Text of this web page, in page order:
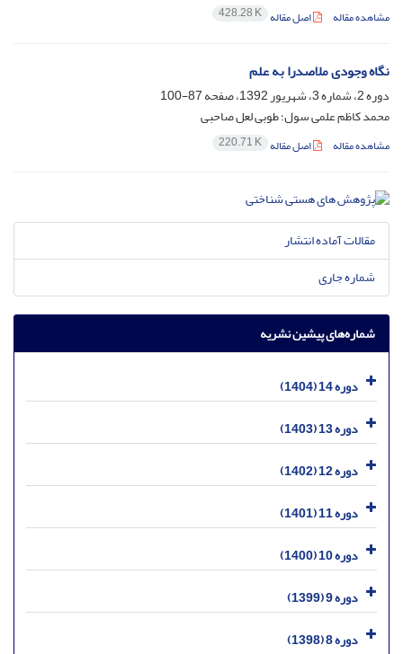
مشاهده مقاله اصل مقاله 428.28 K
نگاه وجودی ملاصدرا به علم
دوره 2، شماره 3، شهریور 1392، صفحه
87-100
محمد کاظم علمی سول؛ طوبی لعل صاحبی
مشاهده مقاله اصل مقاله 220.71 K
مقالات آماده انتشار
شماره جاری
شماره‌های پیشین نشریه
دوره 14 (1404)
دوره 13 (1403)
دوره 12 (1402)
دوره 11 (1401)
دوره 10 (1400)
دوره 9 (1399)
دوره 8 (1398)